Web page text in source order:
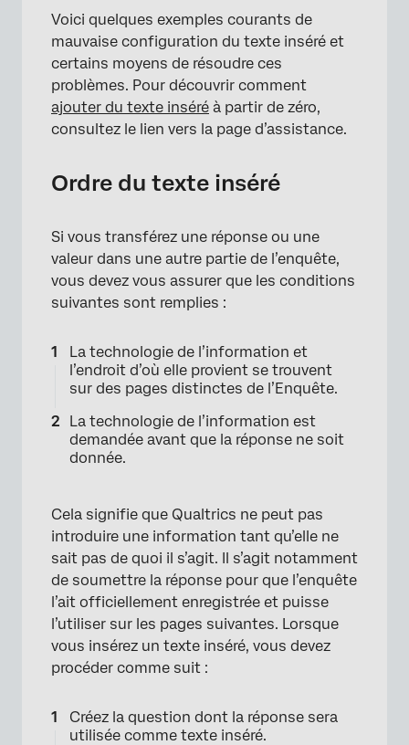
×
Voici quelques exemples courants de
mauvaise configuration du texte inséré et
certains moyens de résoudre ces
problèmes. Pour découvrir comment
ajouter du texte inséré à partir de zéro,
consultez le lien vers la page d’assistance.
Ordre du texte inséré
Si vous transférez une réponse ou une
valeur dans une autre partie de l’enquête,
vous devez vous assurer que les conditions
suivantes sont remplies :
La technologie de l’information et
l’endroit d’où elle provient se trouvent
sur des pages distinctes de l’Enquête.
La technologie de l’information est
demandée avant que la réponse ne soit
donnée.
Cela signifie que Qualtrics ne peut pas
introduire une information tant qu’elle ne
sait pas de quoi il s’agit. Il s’agit notamment
de soumettre la réponse pour que l’enquête
l’ait officiellement enregistrée et puisse
l’utiliser sur les pages suivantes. Lorsque
vous insérez un texte inséré, vous devez
procéder comme suit :
Créez la question dont la réponse sera
utilisée comme texte inséré.